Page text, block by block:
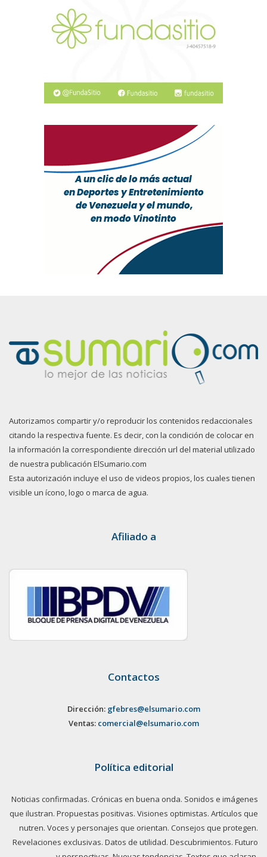
Autorizamos compartir y/o reproducir los contenidos redaccionales
citando la respectiva fuente. Es decir, con la condición de colocar en
la información la correspondiente dirección url del material utilizado
de nuestra publicación ElSumario.com
Esta autorización incluye el uso de videos propios, los cuales tienen
visible un ícono, logo o marca de agua.
Afiliado a
Contactos
Dirección: gfebres@elsumario.com
Ventas: comercial@elsumario.com
Política editorial
Noticias confirmadas. Crónicas en buena onda. Sonidos e imágenes
que ilustran. Propuestas positivas. Visiones optimistas. Artículos que
nutren. Voces y personajes que orientan. Consejos que protegen.
Revelaciones exclusivas. Datos de utilidad. Descubrimientos. Futuro